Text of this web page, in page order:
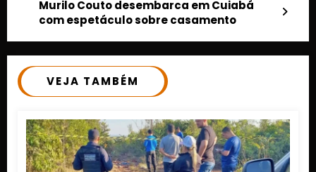
Murilo Couto desembarca em Cuiabá
com espetáculo sobre casamento
VEJA TAMBÉM